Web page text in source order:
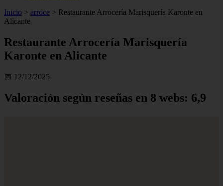
Inicio > arroce > Restaurante Arrocería Marisquería Karonte en
Alicante
Restaurante Arrocería Marisquería
Karonte en Alicante
📅 12/12/2025
Valoración según reseñas en 8 webs: 6,9